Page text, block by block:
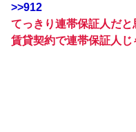
>>912
てっきり連帯保証人だ
賃貸契約で連帯保証人